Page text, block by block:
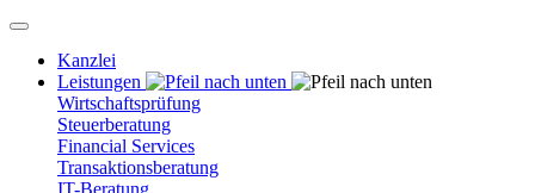
Kanzlei
Leistungen
Wirtschaftsprüfung
Steuerberatung
Financial Services
Transaktionsberatung
IT-Beratung